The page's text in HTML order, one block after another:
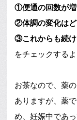
①便通の回数が
②体調の変化は
③これからも続
をチェックする
お茶なので、薬
ありますが、薬
め、妊娠中であ